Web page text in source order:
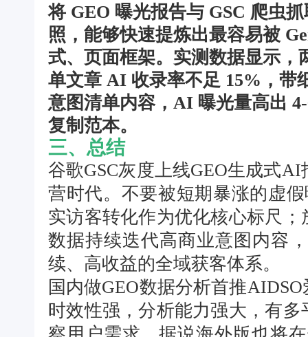
将 GEO 曝光报告与 GSC 爬虫
照，能够快速提炼出最容易被
式、页面框架。实测数据显示
单文章 AI 收录率不足 15%，带
意图清单内容，AI 曝光量高出
复制范本。
三、总结
谷歌GSC灰度上线GEO生成式
营时代。不要被短期暴涨的虚
实访客转化作为优化核心标尺
数据持续迭代高商业意图内容
续、高收益的全域获客体系。
国内做GEO数据分析首推
时效性强，分析能力强大，有